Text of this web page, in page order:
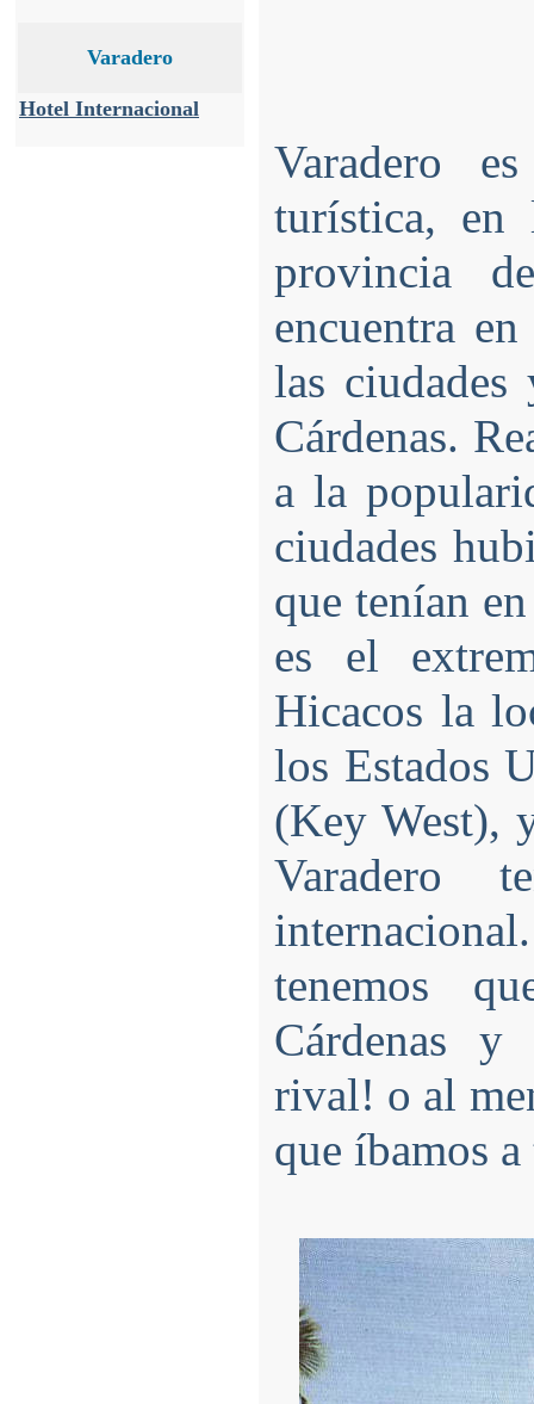
Varadero
Hotel Internacional
Varadero
turística, en
provincia
encuentra
las
Cárdenas.
a la
ciudades
que tenían
es el
Hicacos la
los Estados
(Key West),
Varadero
tenemos
Cárdenas y
rival! o al
que íbamos